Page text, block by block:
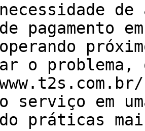
pagamento
operando
o
serviço em
práticas